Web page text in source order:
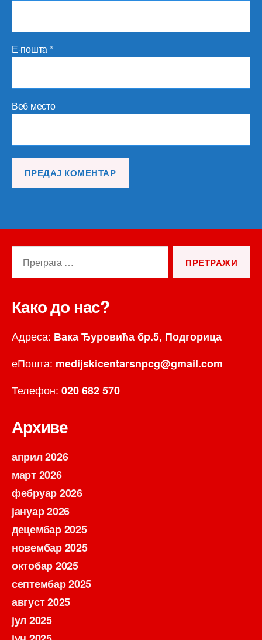
Е-пошта*
Веб место
Како до нас?
Адреса: Вака Ђуровића бр.5, Подгорица
еПошта: medijskicentarsnpcg@gmail.com
Телефон: 020 682 570
Архиве
април 2026
март 2026
фебруар 2026
јануар 2026
децембар 2025
новембар 2025
октобар 2025
септембар 2025
август 2025
јул 2025